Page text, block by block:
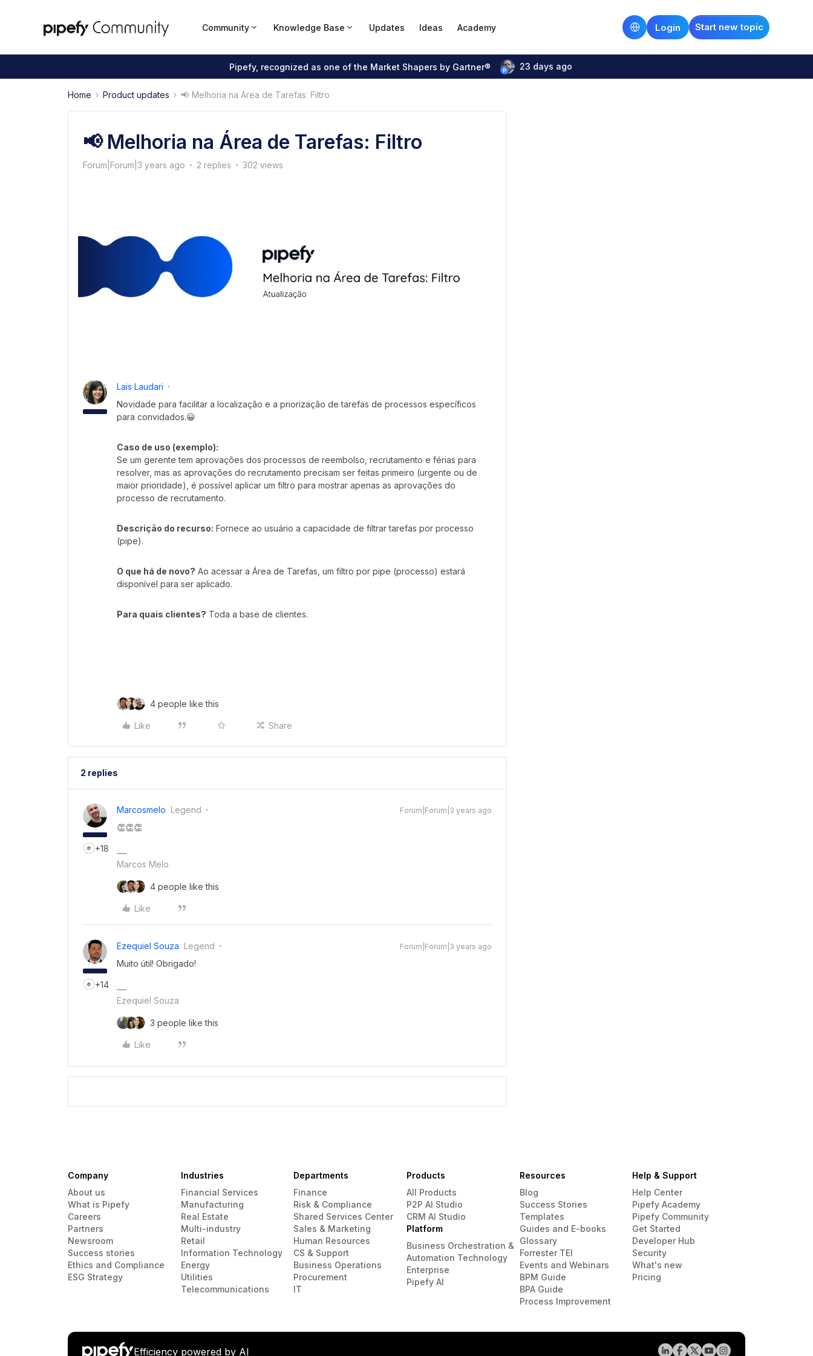
Community Knowledge Base Updates Ideas Academy Start new topic
Login
Pipefy, recognized as one of the Market Shapers by Gartner® 23 days ago
Home Product updates 📢 Melhoria na Área de Tarefas: Filtro
📢 Melhoria na Área de Tarefas: Filtro
Forum|Forum|3 years ago 2 replies 302 views
Lais Laudari
Novidade para facilitar a localização e a priorização de tarefas de processos específicos
para convidados.😀
Caso de uso (exemplo):
Se um gerente tem aprovações dos processos de reembolso, recrutamento e férias para
resolver, mas as aprovações do recrutamento precisam ser feitas primeiro (urgente ou de
maior prioridade), é possível aplicar um filtro para mostrar apenas as aprovações do
processo de recrutamento.
Descrição do recurso: Fornece ao usuário a capacidade de filtrar tarefas por processo
(pipe).
O que há de novo? Ao acessar a Área de Tarefas, um filtro por pipe (processo) estará
disponível para ser aplicado.
Para quais clientes? Toda a base de clientes.
4 people like this
Like Share
2 replies
+18
Marcosmelo Legend Forum|Forum|3 years ago
👏👏👏
Marcos Melo
4 people like this
Like
+14
Ezequiel Souza Legend Forum|Forum|3 years ago
Muito útil! Obrigado!
Ezequiel Souza
3 people like this
Like
Company
About us
What is Pipefy
Careers
Partners
Newsroom
Success stories
Ethics and Compliance
ESG Strategy
Industries
Financial Services
Manufacturing
Real Estate
Multi-industry
Retail
Information Technology
Energy
Utilities
Telecommunications
Departments
Finance
Risk & Compliance
Shared Services Center
Sales & Marketing
Human Resources
CS & Support
Business Operations
Procurement
IT
Products
All Products
P2P AI Studio
CRM AI Studio
Platform
Business Orchestration &
Automation Technology
Enterprise
Pipefy AI
Resources
Blog
Success Stories
Templates
Guides and E-books
Glossary
Forrester TEI
Events and Webinars
BPM Guide
BPA Guide
Process Improvement
Help & Support
Help Center
Pipefy Academy
Pipefy Community
Get Started
Developer Hub
Security
What's new
Pricing
Efficiency powered by AI